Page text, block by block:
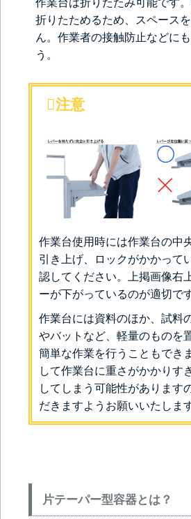
折りたためるため、スペース
ん。作業者の接触防止などに
う。
注意
作業台使用時には作業台の中
引き上げ、ロックがかかって
認してください。上掲画像右
ーが下がっているのが適切です
作業台には資料のほか、試料
やバットなど、軽量のものを
簡単な作業を行うこともでき
して作業台に重さがかかりす
してしまう可能性があります
だきますようお願いいたします
片テーパー型容器とは？